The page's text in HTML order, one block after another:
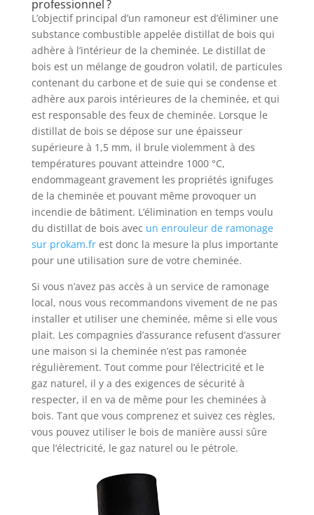
professionnel ?
L’objectif principal d’un ramoneur est d’éliminer une
substance combustible appelée distillat de bois qui
adhère à l’intérieur de la cheminée. Le distillat de
bois est un mélange de goudron volatil, de particules
contenant du carbone et de suie qui se condense et
adhère aux parois intérieures de la cheminée, et qui
est responsable des feux de cheminée. Lorsque le
distillat de bois se dépose sur une épaisseur
supérieure à 1,5 mm, il brule violemment à des
températures pouvant atteindre 1000 °C,
endommageant gravement les propriétés ignifuges
de la cheminée et pouvant même provoquer un
incendie de bâtiment. L’élimination en temps voulu
du distillat de bois avec un enrouleur de ramonage
sur prokam.frest donc la mesure la plus importante
pour une utilisation sure de votre cheminée.
Si vous n’avez pas accès à un service de ramonage
local, nous vous recommandons vivement de ne pas
installer et utiliser une cheminée, même si elle vous
plait. Les compagnies d’assurance refusent d’assurer
une maison si la cheminée n’est pas ramonée
régulièrement. Tout comme pour l’électricité et le
gaz naturel, il y a des exigences de sécurité à
respecter, il en va de même pour les cheminées à
bois. Tant que vous comprenez et suivez ces règles,
vous pouvez utiliser le bois de manière aussi sûre
que l’électricité, le gaz naturel ou le pétrole.